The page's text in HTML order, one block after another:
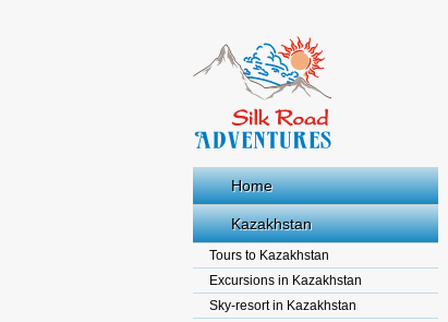
Home
Kazakhstan
Tours to Kazakhstan
Excursions in Kazakhstan
Sky-resort in Kazakhstan